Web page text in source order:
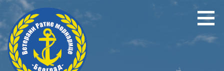
Preskoči
sadržaj